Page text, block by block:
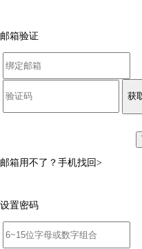
邮箱验证
获
邮箱用不了？ 手机找回>
设置密码